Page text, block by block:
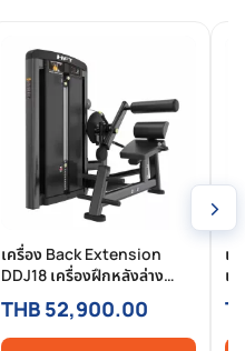
เครื่อง Back Extension
DDJ18 เครื่องฝึกหลังล่าง
Pin-Selected Commercial
สำหรับฟิตเนสมืออาชีพ
THB 52,900.00
เ
เ
›